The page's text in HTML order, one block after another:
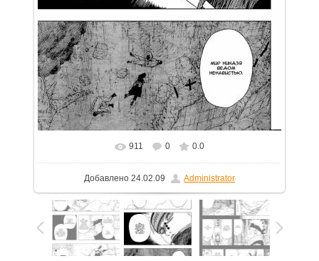
В реальном размере 754x1100
911 0 0.0
Добавлено 24.02.09 Administrator